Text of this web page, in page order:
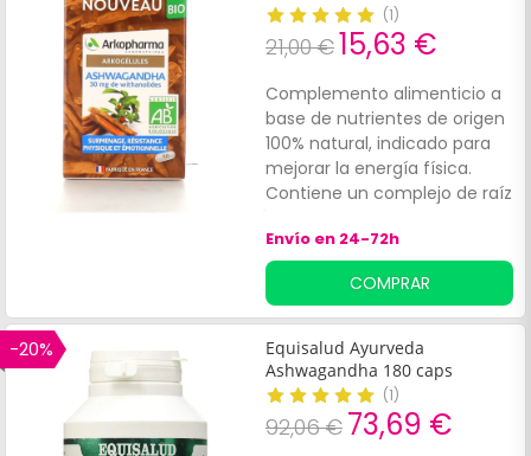
dosificación determinada de
cada producto y que deben
tomarse en pequeñas
nocturno.
(1)
21,00 €15,63 €
Complemento alimenticio a
base de nutrientes de origen
100% natural, indicado para
mejorar la energía física.
Contiene un complejo de raíz
KSM 66®, que ha demostrado
científicamente que posee
propiedades adaptógenas
naturales que favorecen el
equilibrio corporal.
Envío en 24-72h
COMPRAR
-20%
Equisalud Ayurveda
Ashwagandha 180 caps
(1)
92,06 € 73,69 €